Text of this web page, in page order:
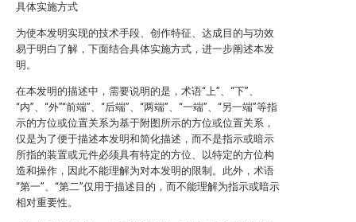
具体实施方式
为使本发明实现的技术手段、创作特征、达成目的与功效
易于明白了解，下面结合具体实施方式，进一步阐述本发
明。
在本发明的描述中，需要说明的是，术语“上”、“下”、
“内”、“外”“前端”、“后端”、“两端”、“一端”、“另一端”等指
示的方位或位置关系为基于附图所示的方位或位置关系，
仅是为了便于描述本发明和简化描述，而不是指示或暗示
所指的装置或元件必须具有特定的方位、以特定的方位构
造和操作，因此不能理解为对本发明的限制。此外，术语
“第一”、“第二”仅用于描述目的，而不能理解为指示或暗示
相对重要性。